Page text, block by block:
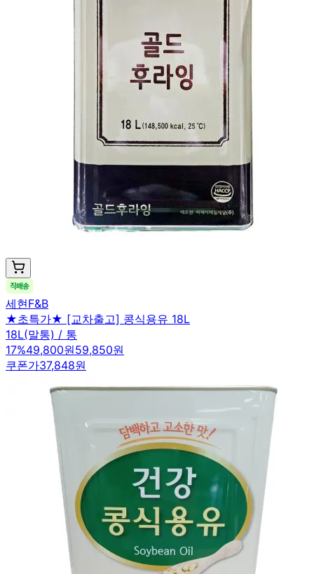
세현F&B
★초특가★ [교차출고] 콩식용유 18L
18L(말통) / 통
17%49,800원59,850원
쿠폰가37,848원